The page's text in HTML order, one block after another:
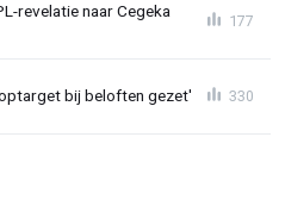
revelatie naar Cegeka
177
bij beloften gezet' 330